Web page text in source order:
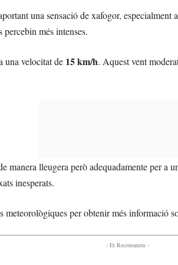
una sensació de xafogor,
percebin més intenses.
una velocitat de 15 km/h. Aquest vent
manera lleugera però adequadamente per a
inesperats.
meteorològiques per obtenir més informació
- Et Recomanem -